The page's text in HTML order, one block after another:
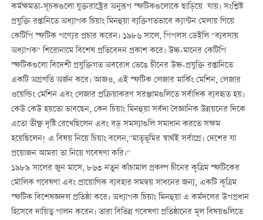
কর্মক্ষমতা-সূচকগুলো যুক্তরাষ্ট্রের অনুরূপ স্ফটিকগুলোকে ছাড়িয়ে যায়। সংশ্লিষ্ট
প্রযুক্তি রপ্তানিতে অধ্যাপক চিয়াং মিনহুয়া ব্যক্তিগতভাবে ক্যান্টন মেলায় গিয়ে
কেটিপি স্ফটিক পণ্যের প্রচার করেন। ১৯৮৬ সালে, পিপলস ডেইলি "ব্যবসায়
অধ্যাপক" শিরোনামে বিশেষ প্রতিবেদন প্রকাশ করে। উচ্চ-মানের কেটিপি
স্ফটিকগুলো বিদেশী প্রযুক্তিগত অবরোধ ভেঙে চীনের উচ্চ-প্রযুক্তি রপ্তানিতে
একটি অগ্রগতি অর্জন করে। আজও, এই স্ফটিক লেজার মার্কিং মেশিন, লেজার
ওয়েল্ডিং মেশিন এবং লেজার প্রক্রিয়াকরণ সরঞ্জামগুলিতে সর্বাধিক ব্যবহৃত হয়।
কেউ কেউ হয়তো ভাবছেন, কেন চিয়াং মিনহুয়া সর্বদা বৈজ্ঞানিক উন্নয়নের দিকে
এতো তীক্ষ্ণ দৃষ্টি রেখেছিলেন এবং বড় সমস্যাগুলি সমাধান করতে সক্ষম
হয়েছিলেন! এ বিষয় নিয়ে চিয়াং বলেন,"মাতৃভূমির স্বার্থই সর্বাগ্রে। দেশের যা
প্রয়োজন আমরা তা নিয়ে গবেষণা করি।"
১৯৮৯ সালের জুন মাসে, ৮৬৩ নতুন কাঁচামাল প্রকল্প চীনের কৃত্রিম স্ফটিকের
মৌলিক গবেষণা এবং প্রায়োগিক ব্যবহার সমন্বয় সাধনের জন্য, একটি কৃত্রিম
স্ফটিক বিশেষজ্ঞদল প্রতিষ্ঠা করে। অধ্যাপক চিয়াং মিনহুয়া এ কর্মদলের উপপ্রধান
হিসেবে দায়িত্ব পালন করেন। তারা বিভিন্ন গবেষণা প্রতিষ্ঠানের মূল বিষয়গুলিতে